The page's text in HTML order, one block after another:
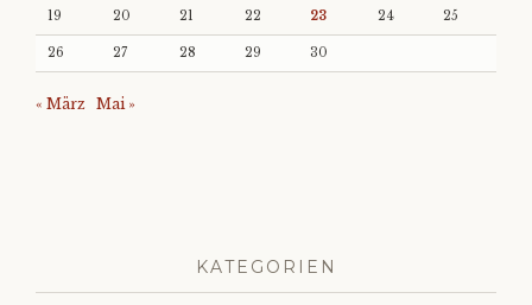
19 20 21 22 23 24 25
26 27 28 29 30
« März Mai »
KATEGORIEN